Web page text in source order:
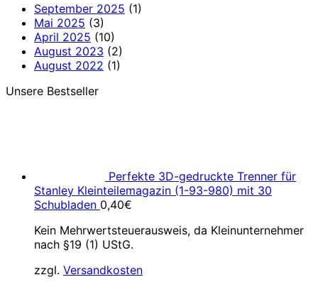
September 2025 (1)
Mai 2025 (3)
April 2025 (10)
August 2023 (2)
August 2022 (1)
Unsere Bestseller
Perfekte 3D-gedruckte Trenner für
Stanley Kleinteilemagazin (1-93-980) mit 30
Schubladen 0,40€
Kein Mehrwertsteuerausweis, da Kleinunternehmer
nach §19 (1) UStG.
zzgl. Versandkosten